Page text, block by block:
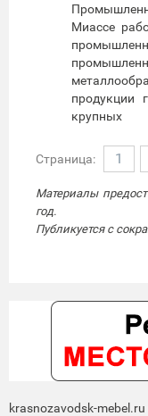
Миассе
продукции
крупных
Страница: 1
Материалы
год.
Публикуется с
krasnozavodsk-mebel.ru